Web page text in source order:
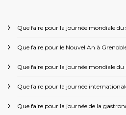
Que faire pour la journée mondiale du
Que faire pour le Nouvel An à
Que faire pour la journée mondiale du
Que faire pour la journée
Que faire pour la journée de la